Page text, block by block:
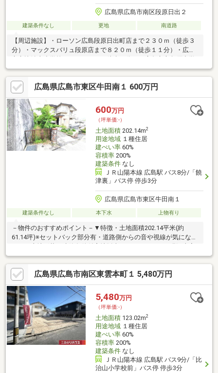
広島県広島市南区段原日出２
建築条件なし 更地 南道路
【周辺施設】・ローソン広島段原日出町店まで２３０ｍ（徒歩３
分）・マックスバリュ段原店まで８２０ｍ（徒歩１１分）・広島
校まで６９０ｍ（徒歩９分）・広島段原日出郵便局まで２００ｍ
（徒歩３分）・セブンイレブン上東雲町店まで２００ｍ（徒歩３
分）・スターバックスコーヒー段原店まで３７０ｍ（徒歩５
分）・広島段原ショッピングセンターまで８１０ｍ（徒歩１１
分）・マツダスタジアムまで１０６０ｍ（徒歩１４分）・コスト
コ広島倉庫店まで９２０ｍ（徒歩１２分）・フレスタ東雲店まで
７７０m（徒歩１０分）
広島県広島市東区牛田南１ 600万円
600万円
（坪単価:-）
土地面積202.14m2
用途地域１種住居
建ぺい率60%
容積率200%
建築条件なし
ＪＲ山陽本線 広島駅 バス8分/「饒
津裏」バス停 停歩3分
広島県広島市東区牛田南１
建築条件なし 本下水 上物有り
－物件のおすすめポイント－▼特徴・土地面積202.14平米(約
61.14坪)※セットバック部分有・道路側からの音や視線が気になり
有▼周辺環境・セブンイレブン広島牛田本町1丁目店 徒歩6分(約
420m)※建築基準法に定める道路に接道していないため、建物の建
築・増築・改築は原則不可 建築審査会の同意を得て建築基準法
43条2項2号の許可を受けた場合は可能※容積率は前面道路幅員に
より160％に制限されます■ ご希望の住まい探しをお手伝いします
━━━━━・・・物件の詳細・ご相談はお気軽にお問い合わせく
ださい。
広島県広島市南区東雲本町１ 5,480万円
5,480万円
（坪単価:-）
土地面積123.02m2
用途地域１種住居
建ぺい率60%
容積率200%
建築条件なし
ＪＲ山陽本線 広島駅 バス9分/「比
治山小学校前」バス停 停歩3分